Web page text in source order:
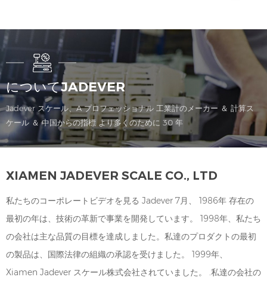
ディスプレイ。 â 3色のバック
ライトは、チェックワイング関
数と組み合わせて、計量状態の
より直感的な感覚を促進しま
す。 â プレテア、チェックウェ
イ、蓄積、動物の計量、低いバ
ッテリーアラートなどの機能。
â 自動シャットダウンと省電力
機能 â 正確性を確保するための
のキャリブレーション â 環境に
速度を選択できます â オプショ
ンのRS-232インターフェイス
高湿度環境、シーフード市場、
食品加工工場などで広く使用さ
JWI-531T 1/12000 外部ディス
積、動物の体重測定、バッテリ
ー低下警告など – 単一点および
複数点の校正により確実に 精度
…フィルターレベルと計量速度を
用途に合わせて選択可能 環境へ
âオプションの RS-232 インター
フェイス - 高湿度環境、魚介類
で広く使用されています。 市
場、食品加工工場など 仕様: モ
1/12000 または 1/15000 ユニッ
kgãgãlbãlb.oz/æ¤ã個 ディスプ
レイ スクリーン(mm) 6桁LED
赤色表示文字高さ25 入力 感度
0.2マイクロボルト/目盛 入力 電
励起電圧 DC 5V、4つの350オ
についてJADEVER
Jadever スケール、A プロフェッショナル 工業計のメーカー ＆ 計算ス
ケール ＆ 中国からの指標 より多くのために 30 年
XIAMEN JADEVER SCALE CO., LTD
私たちのコーポレートビデオを見る Jadever 7月、 1986年 存在の
最初の年は、技術の革新で事業を開発しています。 1998年、私たち
の会社は主な品質の目標を達成しました。私達のプロダクトの最初
の製品は、国際法律の組織の承認を受けました。 1999年、
Xiamen Jadever スケール株式会社されていました。 .私達の会社の